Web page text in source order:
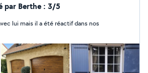
de garage manuel ou
ou battants manuels ou
par Berthe : 3/5
lui mais il a été réactif dans nos